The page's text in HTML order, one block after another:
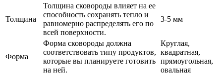
Толщина
Толщина сковороды влияет на ее
способность сохранять тепло и
равномерно распределять его по
всей поверхности.
3-5 мм
Форма
Форма сковороды должна
соответствовать типу продуктов,
которые вы планируете готовить
на ней.
Круглая,
квадратная,
прямоугольная,
овальная